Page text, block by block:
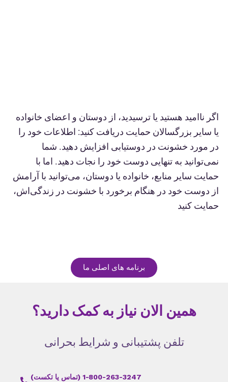
اگر ناامید هستید یا ترسیدید، از دوستان و اعضای خانواده
یا سایر بزرگسالان حمایت دریافت کنید: اطلاعات خود را
در مورد خشونت در دوستیابی افزایش دهید. شما
نمی‌توانید به تنهایی دوست خود را نجات دهید. اما با
حمایت سایر منابع، خانواده یا دوستان، می‌توانید با آرامش
از دوست خود در هنگام برخورد با خشونت در زندگی‌اش،
حمایت کنید
برنامه های اصلی ما
همین الان نیاز به کمک دارید؟
تلفن پشتیبانی و شرایط بحرانی
1-800-263-3247 (تماس یا تکست)